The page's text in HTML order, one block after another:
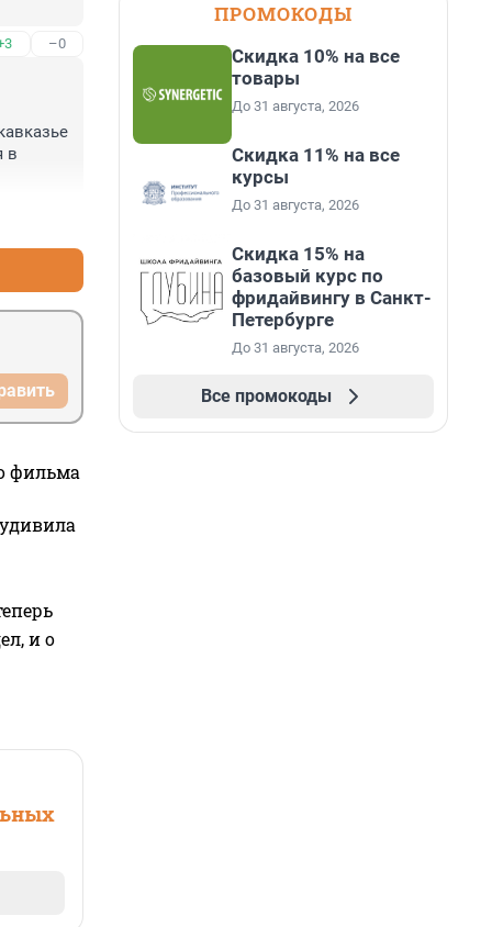
–0
в
фильма
и о
ПРОМОКОДЫ
Скидка 10% на все
товары
До 31 августа, 2026
Скидка 11% на все
курсы
До 31 августа, 2026
Скидка 15% на
базовый курс по
фридайвингу в Санкт-
Петербурге
До 31 августа, 2026
Все промокоды